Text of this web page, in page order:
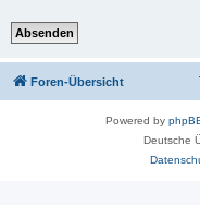
Foren-Übersicht
Powered by
Deutsche